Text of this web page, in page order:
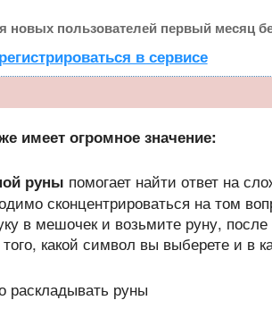
новых пользователей первый месяц
в сервисе
имеет огромное значение:
руны помогает найти ответ на
сконцентрироваться на том
в мешочек и возьмите руну,
того, какой символ вы выберете и в